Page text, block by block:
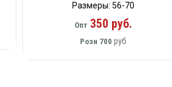
Размеры: 56-70
Опт 350 руб.
Розн 700 руб